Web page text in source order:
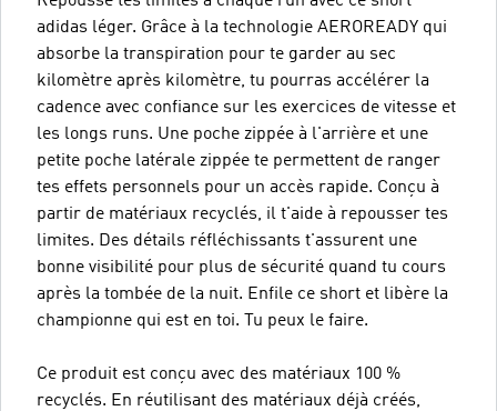
adidas léger. Grâce à la technologie AEROREADY qui
absorbe la transpiration pour te garder au sec
kilomètre après kilomètre, tu pourras accélérer la
cadence avec confiance sur les exercices de vitesse et
les longs runs. Une poche zippée à l'arrière et une
petite poche latérale zippée te permettent de ranger
tes effets personnels pour un accès rapide. Conçu à
partir de matériaux recyclés, il t'aide à repousser tes
limites. Des détails réfléchissants t'assurent une
bonne visibilité pour plus de sécurité quand tu cours
après la tombée de la nuit. Enfile ce short et libère la
championne qui est en toi. Tu peux le faire.
Ce produit est conçu avec des matériaux 100 %
recyclés. En réutilisant des matériaux déjà créés,